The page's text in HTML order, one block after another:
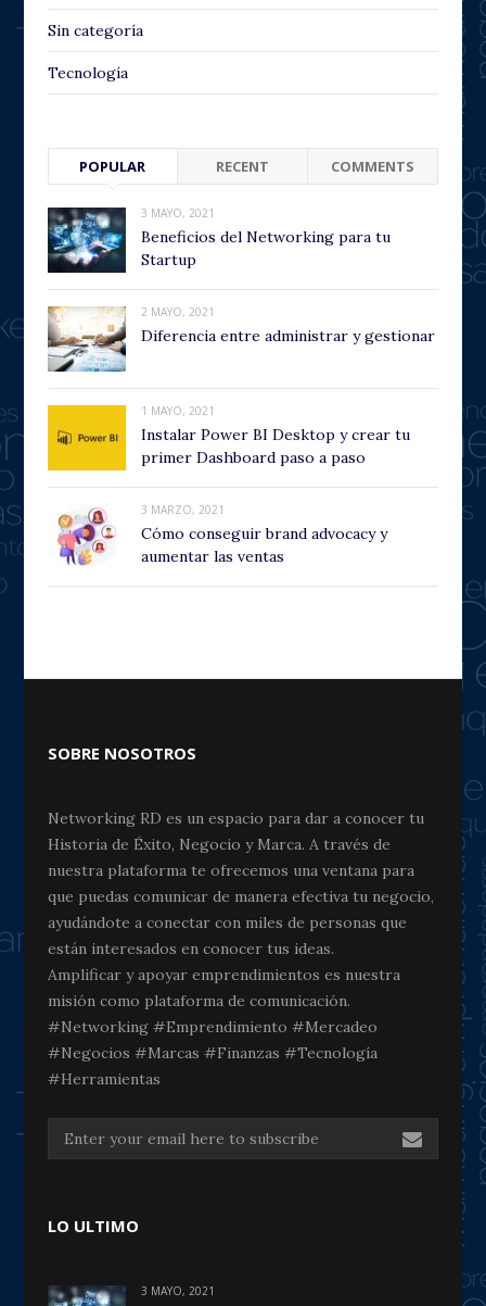
Sin categoría
Tecnología
POPULAR RECENT COMMENTS
3 MAYO, 2021
Beneficios del Networking para tu
Startup
2 MAYO, 2021
Diferencia entre administrar y gestionar
1 MAYO, 2021
Instalar Power BI Desktop y crear tu
primer Dashboard paso a paso
3 MARZO, 2021
Cómo conseguir brand advocacy y
aumentar las ventas
SOBRE NOSOTROS
Networking RD es un espacio para dar a conocer tu
Historia de Éxito, Negocio y Marca. A través de
nuestra plataforma te ofrecemos una ventana para
que puedas comunicar de manera efectiva tu negocio,
ayudándote a conectar con miles de personas que
están interesados en conocer tus ideas.
Amplificar y apoyar emprendimientos es nuestra
misión como plataforma de comunicación.
#Networking #Emprendimiento #Mercadeo
#Negocios #Marcas #Finanzas #Tecnología
#Herramientas
LO ULTIMO
3 MAYO, 2021